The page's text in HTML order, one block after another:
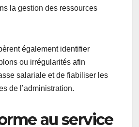
la gestion des ressources
également identifier
ou irrégularités afin
salariale et de fiabiliser les
de l’administration.
au service